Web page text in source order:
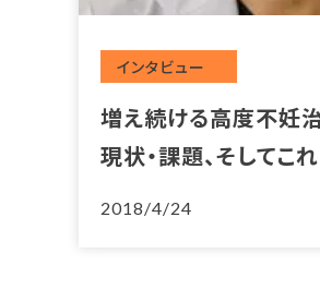
投稿
増え続ける高度不妊
現状・課題、そしてこれ
2018/4/24